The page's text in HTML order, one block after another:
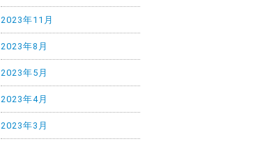
2023年11月
2023年8月
2023年5月
2023年4月
2023年3月